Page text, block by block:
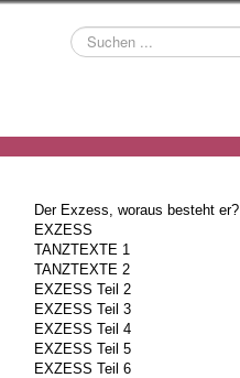
Suchen
...
Der Exzess, woraus besteht er?
EXZESS
TANZTEXTE 1
TANZTEXTE 2
EXZESS Teil 2
EXZESS Teil 3
EXZESS Teil 4
EXZESS Teil 5
EXZESS Teil 6